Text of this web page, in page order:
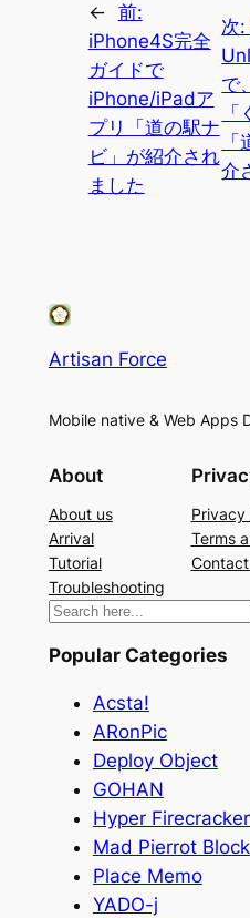
← 前:
iPhone4S完全
ガイドで
iPhone/iPadア
プリ「道の駅ナ
ビ」が紹介され
ました
次
で
介
Artisan Force
Mobile native & Web Apps
About
About us
Arrival
Tutorial
Troubleshooting
Privacy
Terms
検
Popular Categories
Acsta!
ARonPic
Deploy Object
GOHAN
Hyper
Mad Pierrot Block
Place Memo
YADO-j